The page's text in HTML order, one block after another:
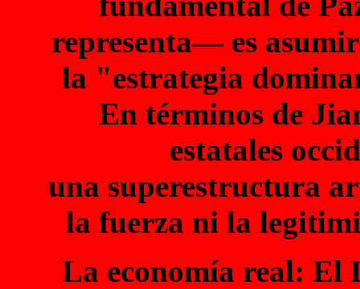
representa— es
la "estrategia
En términos de
estatales
una superestructura
la fuerza ni la
La economía real: El